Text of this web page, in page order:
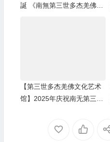
誕 《南無第三世多杰羌佛經
【第三世多杰羌佛文化艺术
馆】2025年庆祝南无第三世